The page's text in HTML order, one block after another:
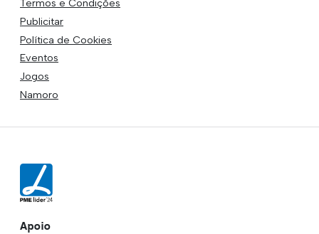
Termos e Condições
Publicitar
Política de Cookies
Eventos
Jogos
Namoro
Apoio